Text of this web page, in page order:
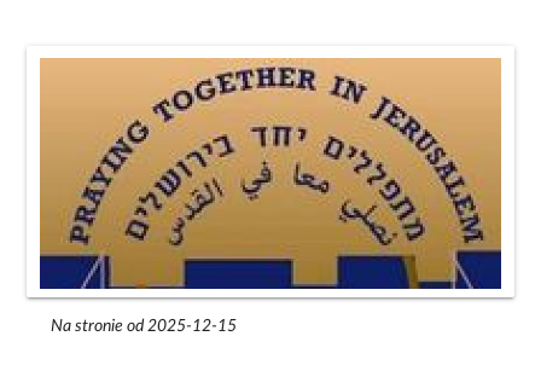
Na stronie od 2025-12-15